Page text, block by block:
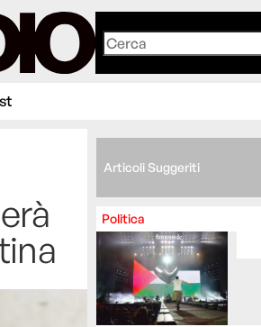
Articoli Suggeriti
Politica